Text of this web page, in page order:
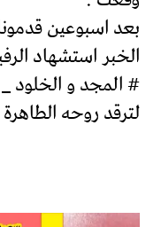
بعد اسبوعين
الخبر استشهاد
# المجد و الخلود
لترقد روحه